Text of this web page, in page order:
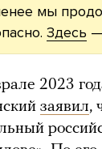
мы
Здесь
2023
заявил,